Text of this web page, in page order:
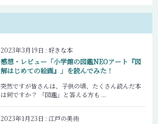
2023年3月19日 : 好きな本
感想・レビュー「小学館の図鑑NEOアート『図
解はじめての絵画』」を読んでみた！
突然ですが皆さんは、子供の頃、たくさん読んだ本
は何ですか？ 「図鑑」と答える方も ...
2023年1月23日 : 江戸の美術